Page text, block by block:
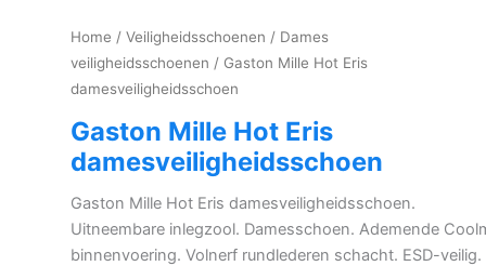
Home / Veiligheidsschoenen / Dames
veiligheidsschoenen / Gaston Mille Hot Eris
damesveiligheidsschoen
Gaston Mille Hot Eris
damesveiligheidsschoen
Gaston Mille Hot Eris damesveiligheidsschoen.
Uitneembare inlegzool. Damesschoen. Ademende
binnenvoering. Volnerf rundlederen schacht. ESD-veilig.